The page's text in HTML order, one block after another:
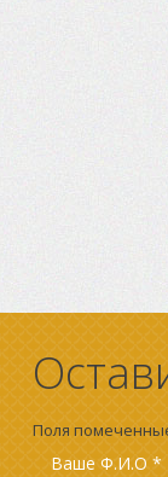
Поля
Ваше Ф.И.О *